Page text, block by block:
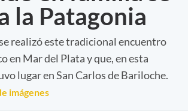
la Patagonia
realizó este tradicional encuentro
en Mar del Plata y que, en esta
lugar en San Carlos de Bariloche.
imágenes